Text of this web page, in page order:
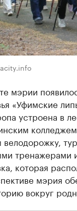
мэрии
«Уфимские
устроена в
велодорожку,
тренажерами
которая
мэрия
вокруг